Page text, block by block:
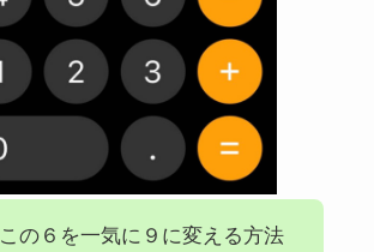
この６を一気に９に変える方法